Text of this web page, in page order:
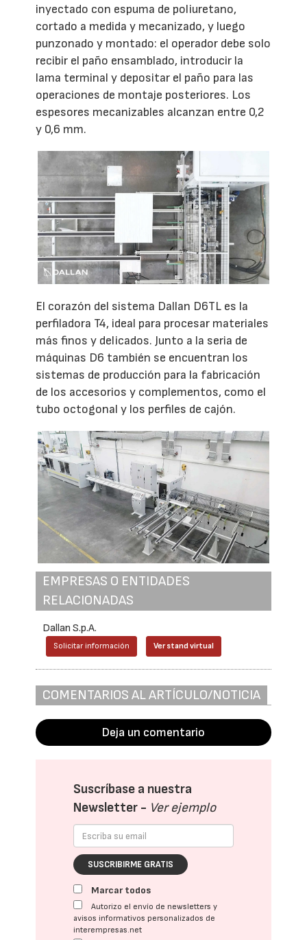
inyectado con espuma de poliuretano,
cortado a medida y mecanizado, y luego
punzonado y montado: el operador debe solo
recibir el paño ensamblado, introducir la
lama terminal y depositar el paño para las
operaciones de montaje posteriores. Los
espesores mecanizables alcanzan entre 0,2
y 0,6 mm.
El corazón del sistema Dallan D6TL es la
perfiladora T4, ideal para procesar materiales
más finos y delicados. Junto a la seria de
máquinas D6 también se encuentran los
sistemas de producción para la fabricación
de los accesorios y complementos, como el
tubo octogonal y los perfiles de cajón.
EMPRESAS O ENTIDADES
RELACIONADAS
Dallan S.p.A.
Solicitar información Ver stand virtual
COMENTARIOS AL ARTÍCULO/NOTICIA
Deja un comentario
Suscríbase a nuestra
Newsletter - Ver ejemplo
SUSCRIBIRME GRATIS
Marcar todos
Autorizo el envío de newsletters y
avisos informativos personalizados de
interempresas.net